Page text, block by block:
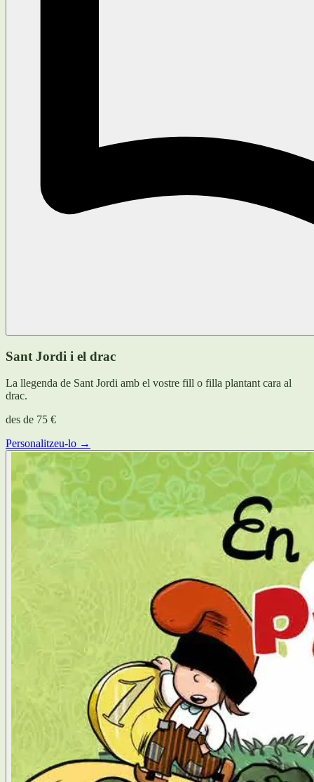
Sant Jordi i el drac
La llegenda de Sant Jordi amb el vostre fill o filla plantant cara al
drac.
des de 75 €
Personalitzeu-lo →